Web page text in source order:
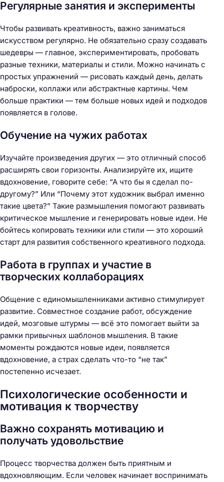
Регулярные занятия и эксперименты
Чтобы развивать креативность, важно заниматься
искусством регулярно. Не обязательно сразу создавать
шедевры — главное, экспериментировать, пробовать
разные техники, материалы и стили. Можно начинать с
простых упражнений — рисовать каждый день, делать
наброски, коллажи или абстрактные картины. Чем
больше практики — тем больше новых идей и подходов
появляется в голове.
Обучение на чужих работах
Изучайте произведения других — это отличный способ
расширять свои горизонты. Анализируйте их, ищите
вдохновение, говорите себе: “А что бы я сделал по-
другому?” Или “Почему этот художник выбрал именно
такие цвета?” Такие размышления помогают развивать
критическое мышление и генерировать новые идеи. Не
бойтесь копировать техники или стили — это хороший
старт для развития собственного креативного подхода.
Работа в группах и участие в
творческих коллаборациях
Общение с единомышленниками активно стимулирует
развитие. Совместное создание работ, обсуждение
идей, мозговые штурмы — всё это помогает выйти за
рамки привычных шаблонов мышления. В такие
моменты рождаются новые идеи, появляется
вдохновение, а страх сделать что-то “не так”
постепенно исчезает.
Психологические особенности и
мотивация к творчеству
Важно сохранять мотивацию и
получать удовольствие
Процесс творчества должен быть приятным и
вдохновляющим. Если человек начинает воспринимать